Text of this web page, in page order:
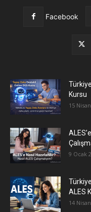
Facebook
Kursu
15
9 Ocak
ALES
14